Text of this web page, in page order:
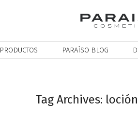
PRODUCTOS PARAÍSO BLOG
Tag Archives: